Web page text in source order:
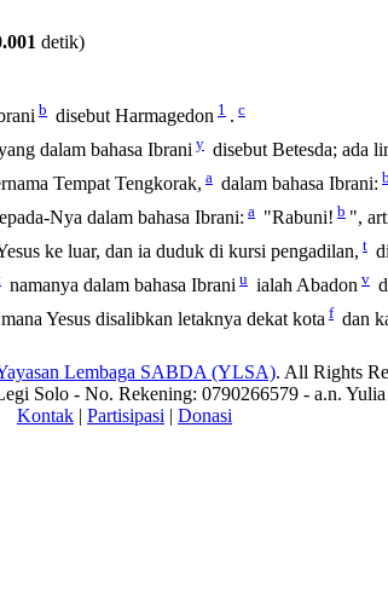
detik)
b disebut Harmagedon 1 . c
dalam bahasa Ibrani y disebut Betesda; ada
Tempat Tengkorak, a dalam bahasa Ibrani: b
Nya dalam bahasa Ibrani: a "Rabuni! b ",
ke luar, dan ia duduk di kursi pengadilan, t
namanya dalam bahasa Ibrani u ialah Abadon v
Yesus disalibkan letaknya dekat kota f dan
Lembaga SABDA (YLSA). All Rights
Solo - No. Rekening: 0790266579 - a.n.
Kontak | Partisipasi | Donasi